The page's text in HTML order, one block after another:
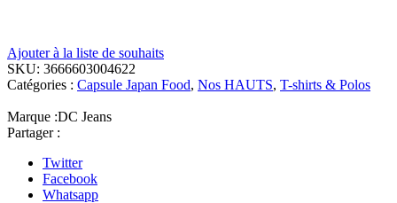
Ajouter à la liste de souhaits
SKU: 3666603004622
Catégories : Capsule Japan Food, Nos HAUTS, T-shirts & Polos
Marque :DC Jeans
Partager :
Twitter
Facebook
Whatsapp